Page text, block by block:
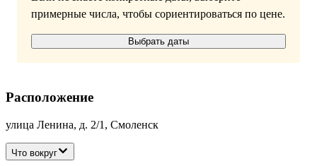
примерные числа, чтобы сориентироваться по цене.
Выбрать даты
Расположение
улица Ленина, д. 2/1, Смоленск
Что вокруг